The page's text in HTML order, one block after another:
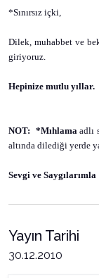
*Sınırsız içki,
Dilek, muhabbet ve
giriyoruz.
Hepinize mutlu yıllar.
NOT: *Mıhlamaadlı
altında dilediği yerde
Sevgi ve Saygılarımla
Yayın Tarihi
30.12.2010